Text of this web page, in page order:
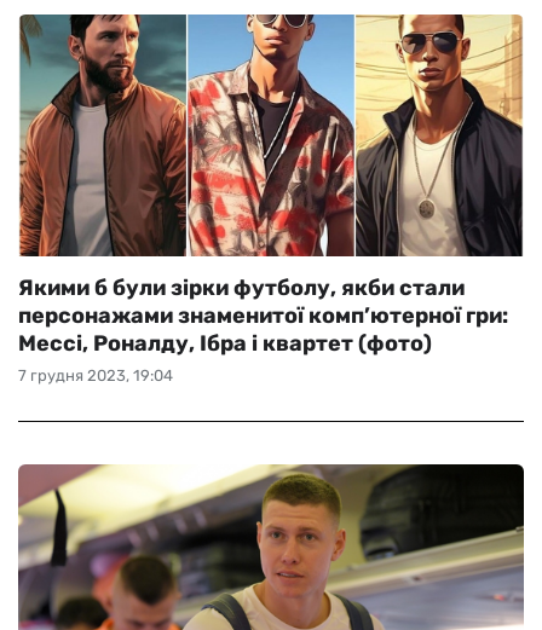
7 грудня 2023, 19:04
Якими б були зірки футболу, якби стали
персонажами знаменитої комп’ютерної гри:
Мессі, Роналду, Ібра і квартет (фото)